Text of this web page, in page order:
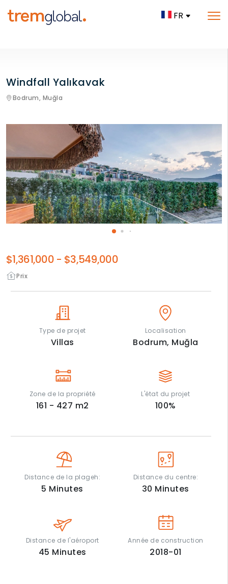
FR
Windfall Yalıkavak
Bodrum, Muğla
Prix
$1,361,000 - $3,549,000
Type de projet
Villas
Localisation
Bodrum, Muğla
Zone de la propriété
161 - 427 m2
L'état du projet
100%
Distance de la plageh:
5 Minutes
Distance du centre:
30 Minutes
Distance de l'aéroport
45 Minutes
Année de construction
2018-01